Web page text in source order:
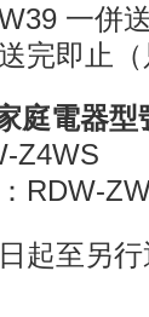
一併送
完即止
庭電器型
Z4WS
： RDW-
起至另行